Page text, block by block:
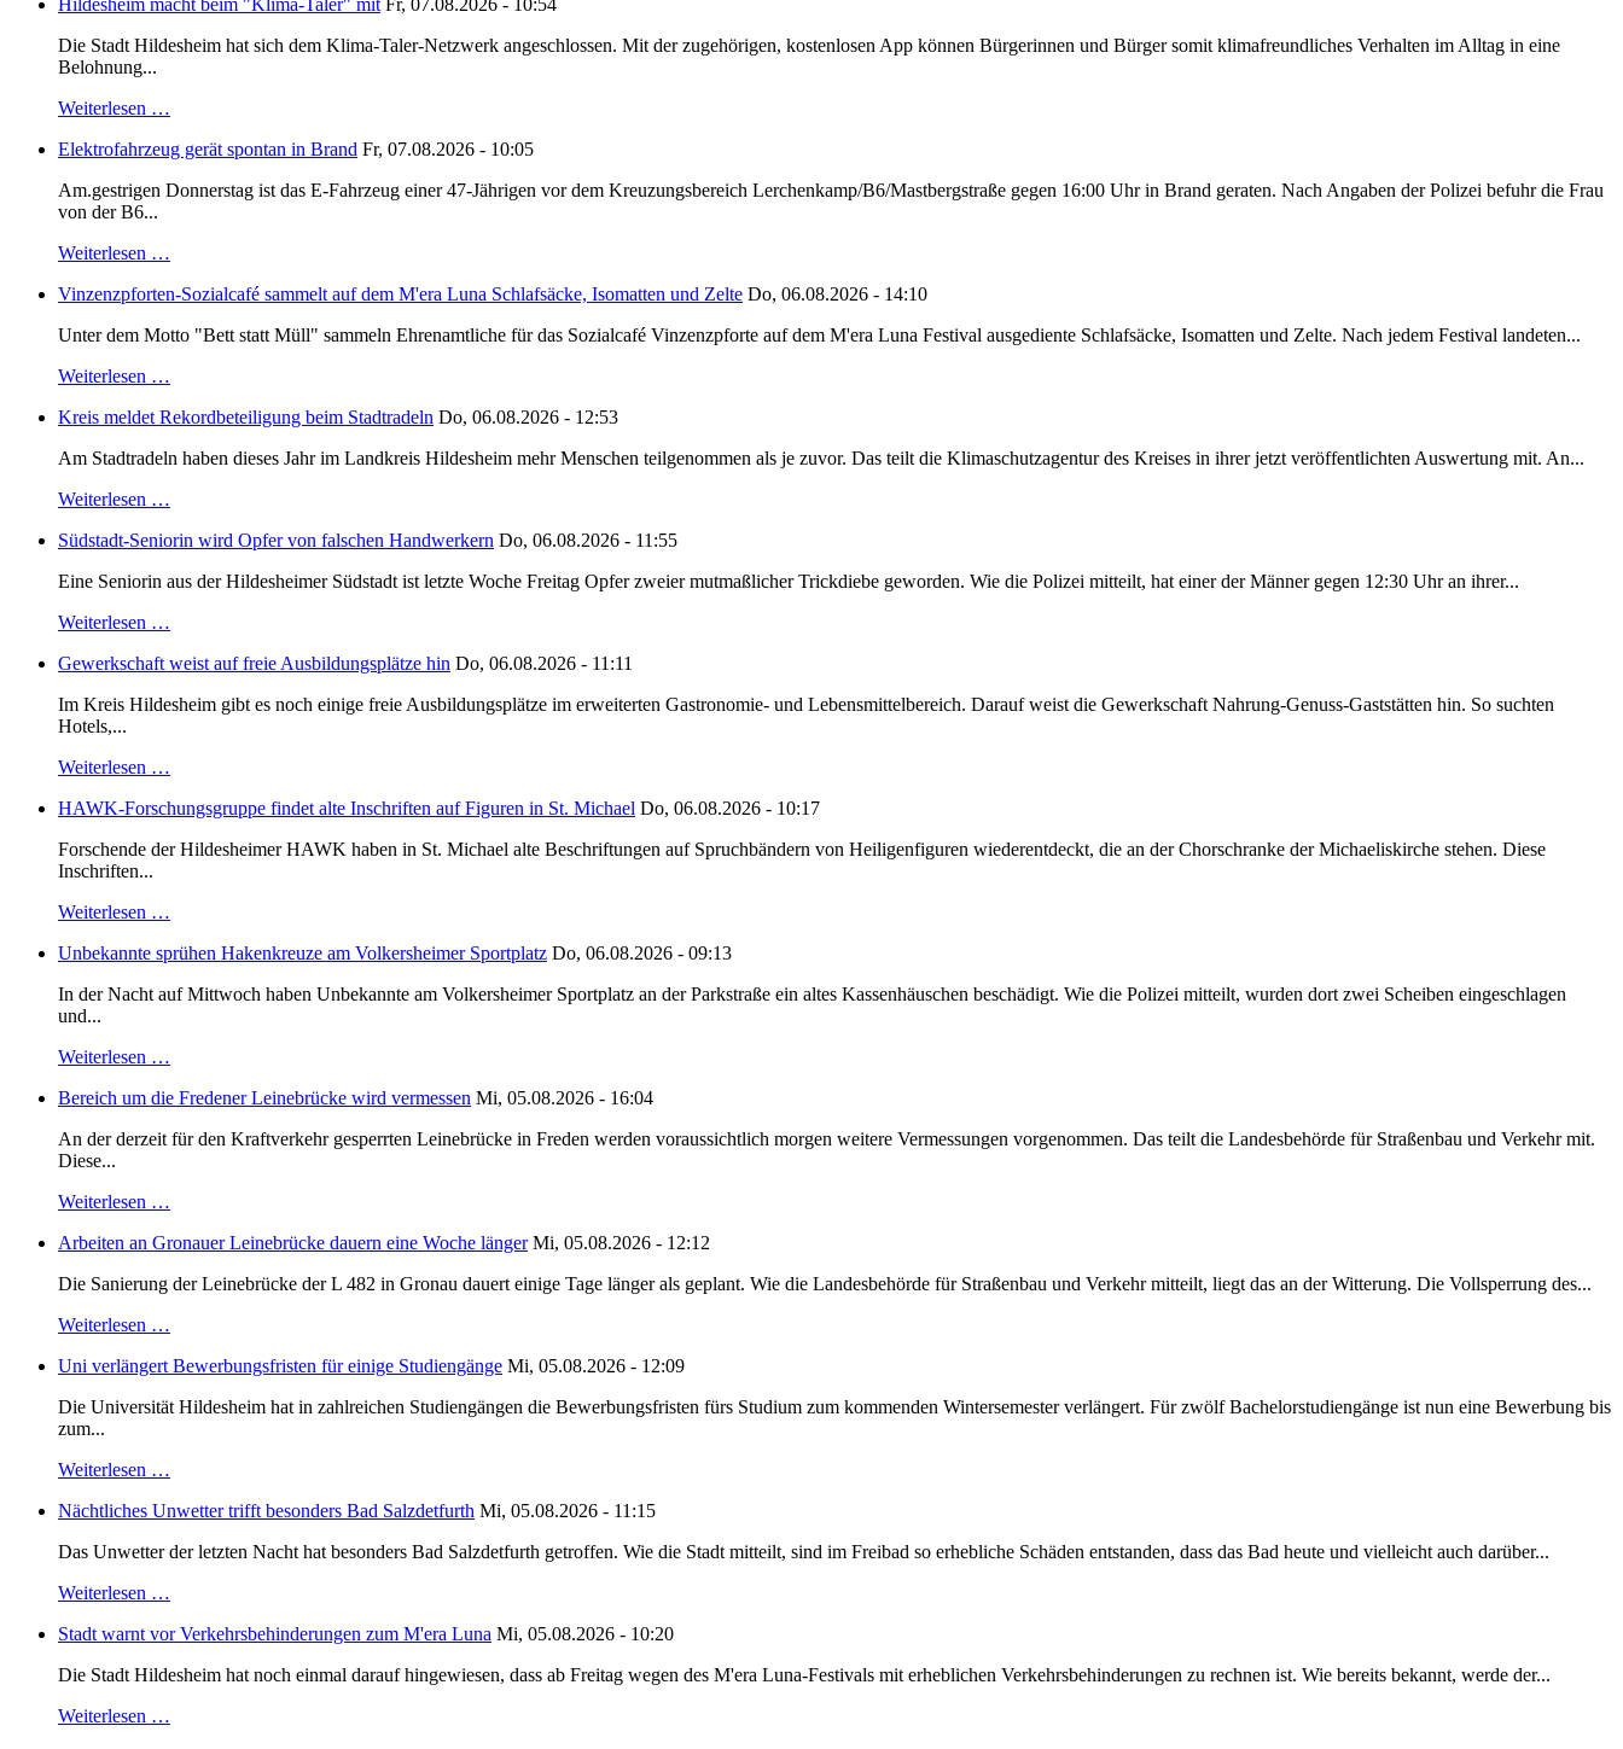
Hildesheim macht beim "Klima-Taler" mit Fr, 07.08.2026 - 10:54
Die Stadt Hildesheim hat sich dem Klima-Taler-Netzwerk angeschlossen. Mit der zugehörigen, kostenlosen App können Bürgerinnen und Bürger somit klimafreundliches Verhalten im Alltag in eine
Belohnung...
Weiterlesen …
Elektrofahrzeug gerät spontan in Brand Fr, 07.08.2026 - 10:05
Am.gestrigen Donnerstag ist das E-Fahrzeug einer 47-Jährigen vor dem Kreuzungsbereich Lerchenkamp/B6/Mastbergstraße gegen 16:00 Uhr in Brand geraten. Nach Angaben der Polizei befuhr die Frau
von der B6...
Weiterlesen …
Vinzenzpforten-Sozialcafé sammelt auf dem M'era Luna Schlafsäcke, Isomatten und Zelte Do, 06.08.2026 - 14:10
Unter dem Motto "Bett statt Müll" sammeln Ehrenamtliche für das Sozialcafé Vinzenzpforte auf dem M'era Luna Festival ausgediente Schlafsäcke, Isomatten und Zelte. Nach jedem Festival landeten...
Weiterlesen …
Kreis meldet Rekordbeteiligung beim Stadtradeln Do, 06.08.2026 - 12:53
Am Stadtradeln haben dieses Jahr im Landkreis Hildesheim mehr Menschen teilgenommen als je zuvor. Das teilt die Klimaschutzagentur des Kreises in ihrer jetzt veröffentlichten Auswertung mit. An...
Weiterlesen …
Südstadt-Seniorin wird Opfer von falschen Handwerkern Do, 06.08.2026 - 11:55
Eine Seniorin aus der Hildesheimer Südstadt ist letzte Woche Freitag Opfer zweier mutmaßlicher Trickdiebe geworden. Wie die Polizei mitteilt, hat einer der Männer gegen 12:30 Uhr an ihrer...
Weiterlesen …
Gewerkschaft weist auf freie Ausbildungsplätze hin Do, 06.08.2026 - 11:11
Im Kreis Hildesheim gibt es noch einige freie Ausbildungsplätze im erweiterten Gastronomie- und Lebensmittelbereich. Darauf weist die Gewerkschaft Nahrung-Genuss-Gaststätten hin. So suchten
Hotels,...
Weiterlesen …
HAWK-Forschungsgruppe findet alte Inschriften auf Figuren in St. Michael Do, 06.08.2026 - 10:17
Forschende der Hildesheimer HAWK haben in St. Michael alte Beschriftungen auf Spruchbändern von Heiligenfiguren wiederentdeckt, die an der Chorschranke der Michaeliskirche stehen. Diese
Inschriften...
Weiterlesen …
Unbekannte sprühen Hakenkreuze am Volkersheimer Sportplatz Do, 06.08.2026 - 09:13
In der Nacht auf Mittwoch haben Unbekannte am Volkersheimer Sportplatz an der Parkstraße ein altes Kassenhäuschen beschädigt. Wie die Polizei mitteilt, wurden dort zwei Scheiben eingeschlagen
und...
Weiterlesen …
Bereich um die Fredener Leinebrücke wird vermessen Mi, 05.08.2026 - 16:04
An der derzeit für den Kraftverkehr gesperrten Leinebrücke in Freden werden voraussichtlich morgen weitere Vermessungen vorgenommen. Das teilt die Landesbehörde für Straßenbau und Verkehr mit.
Diese...
Weiterlesen …
Arbeiten an Gronauer Leinebrücke dauern eine Woche länger Mi, 05.08.2026 - 12:12
Die Sanierung der Leinebrücke der L 482 in Gronau dauert einige Tage länger als geplant. Wie die Landesbehörde für Straßenbau und Verkehr mitteilt, liegt das an der Witterung. Die Vollsperrung des...
Weiterlesen …
Uni verlängert Bewerbungsfristen für einige Studiengänge Mi, 05.08.2026 - 12:09
Die Universität Hildesheim hat in zahlreichen Studiengängen die Bewerbungsfristen fürs Studium zum kommenden Wintersemester verlängert. Für zwölf Bachelorstudiengänge ist nun eine Bewerbung bis
zum...
Weiterlesen …
Nächtliches Unwetter trifft besonders Bad Salzdetfurth Mi, 05.08.2026 - 11:15
Das Unwetter der letzten Nacht hat besonders Bad Salzdetfurth getroffen. Wie die Stadt mitteilt, sind im Freibad so erhebliche Schäden entstanden, dass das Bad heute und vielleicht auch darüber...
Weiterlesen …
Stadt warnt vor Verkehrsbehinderungen zum M'era Luna Mi, 05.08.2026 - 10:20
Die Stadt Hildesheim hat noch einmal darauf hingewiesen, dass ab Freitag wegen des M'era Luna-Festivals mit erheblichen Verkehrsbehinderungen zu rechnen ist. Wie bereits bekannt, werde der...
Weiterlesen …